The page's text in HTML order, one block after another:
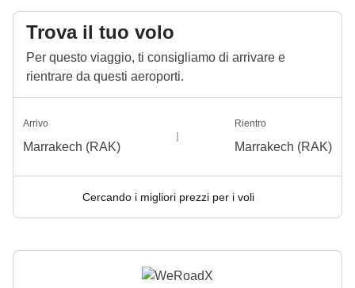
Trova il tuo volo
Per questo viaggio, ti consigliamo di arrivare e
rientrare da questi aeroporti.
Arrivo
Marrakech (RAK)
Rientro
Marrakech (RAK)
Cercando i migliori prezzi per i voli